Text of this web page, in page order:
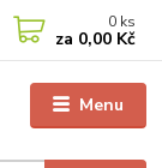
Menu
0 ks
za 0,00 Kč